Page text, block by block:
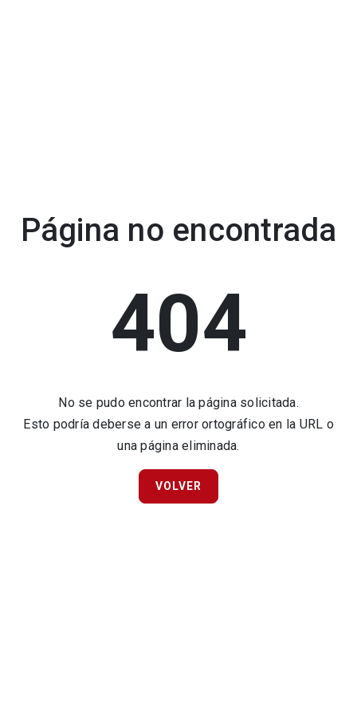
Página no encontrada
404
No se pudo encontrar la página solicitada.
Esto podría deberse a un error ortográfico en la URL o
una página eliminada.
VOLVER